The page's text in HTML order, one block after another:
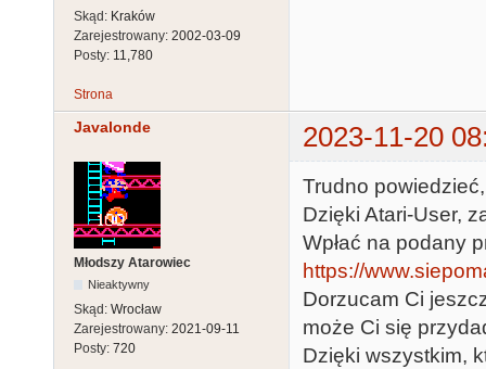
Skąd: Kraków
Zarejestrowany: 2002-03-09
Posty: 11,780
Strona
Javalonde 2023-11-20
Młodszy Atarowiec
Nieaktywny
Skąd: Wrocław
Zarejestrowany: 2021-09-11
Posty: 720
Trudno
Dzięki Atari-User,
Wpłać na podany
https://
Dorzucam Ci
może Ci się
Dzięki wszystkim,